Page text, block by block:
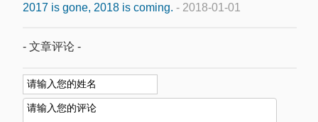
2017 is gone, 2018 is coming. - 2018-01-01
- 文章评论 -